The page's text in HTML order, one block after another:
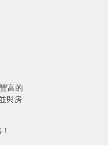
富的
與房